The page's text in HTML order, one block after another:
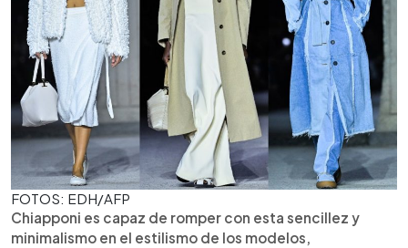
FOTOS: EDH/AFP
Chiapponi es capaz de romper con esta sencillez y
minimalismo en el estilismo de los modelos,